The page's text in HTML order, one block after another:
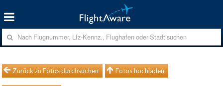
Zurück zu Fotos durchsuchen Fotos hochladen